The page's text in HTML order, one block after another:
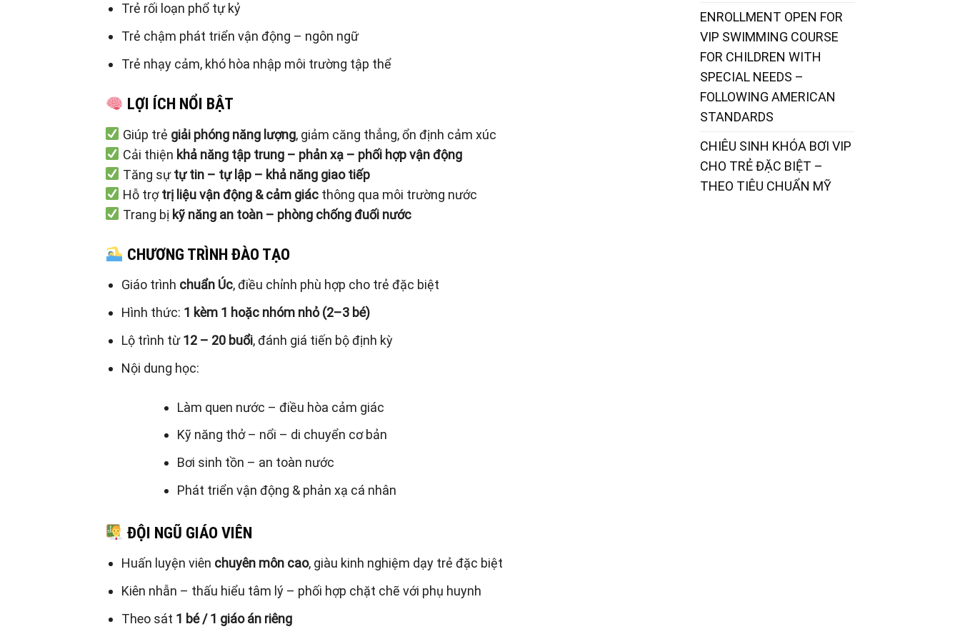
Trẻ rối loạn phổ tự kỷ
Trẻ chậm phát triển vận động – ngôn ngữ
Trẻ nhạy cảm, khó hòa nhập môi trường tập thể
LỢI ÍCH NỔI BẬT
Giúp trẻ giải phóng năng lượng, giảm căng thẳng, ổn định cảm xúc
Cải thiện khả năng tập trung – phản xạ – phối hợp vận động
Tăng sựtự tin – tự lập – khả năng giao tiếp
Hỗ trợtrị liệu vận động & cảm giácthông qua môi trường nước
Trang bị kỹ năng an toàn – phòng chống đuối nước
CHƯƠNG TRÌNH ĐÀO TẠO
Giáo trình chuẩn Úc, điều chỉnh phù hợp cho trẻ đặc biệt
Hình thức: 1 kèm 1 hoặc nhóm nhỏ (2–3 bé)
Lộ trình từ12 – 20 buổi, đánh giá tiến bộ định kỳ
Nội dung học:
Làm quen nước – điều hòa cảm giác
Kỹ năng thở – nổi – di chuyển cơ bản
Bơi sinh tồn – an toàn nước
Phát triển vận động & phản xạ cá nhân
ĐỘI NGŨ GIÁO VIÊN
Huấn luyện viên chuyên môn cao, giàu kinh nghiệm dạy trẻ đặc biệt
Kiên nhẫn – thấu hiểu tâm lý – phối hợp chặt chẽ với phụ huynh
Theo sát 1 bé / 1 giáo án riêng
ENROLLMENT OPEN FOR
VIP SWIMMING COURSE
FOR CHILDREN WITH
SPECIAL NEEDS –
FOLLOWING AMERICAN
STANDARDS
CHIÊU SINH KHÓA BƠI VIP
CHO TRẺ ĐẶC BIỆT –
THEO TIÊU CHUẨN MỸ